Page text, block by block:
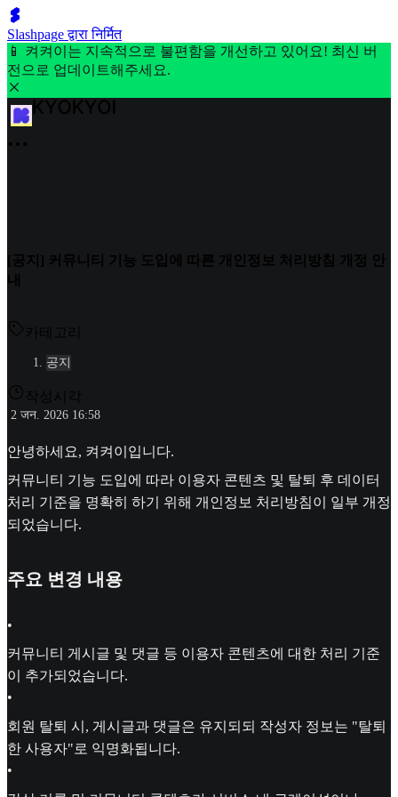
Slashpage द्वारा निर्मित
📱 켜켜이는 지속적으로 불편함을 개선하고 있어요! 최신 버
전으로 업데이트해주세요.
[공지] 커뮤니티 기능 도입에 따른 개인정보 처리방침 개정 안
내
카테고리
공지
작성시각
2 जन. 2026 16:58
안녕하세요, 켜켜이입니다.
커뮤니티 기능 도입에 따라 이용자 콘텐츠 및 탈퇴 후 데이터
처리 기준을 명확히 하기 위해 개인정보 처리방침이 일부 개정
되었습니다.
주요 변경 내용
•
커뮤니티 게시글 및 댓글 등 이용자 콘텐츠에 대한 처리 기준
이 추가되었습니다.
•
회원 탈퇴 시, 게시글과 댓글은 유지되되 작성자 정보는 "탈퇴
한 사용자"로 익명화됩니다.
•